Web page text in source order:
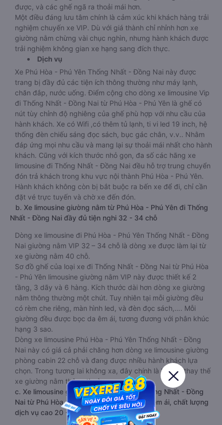
được, và các ghế ngã ra thoải mái hơn.
Một điều đáng lưu tâm chính là cảm xúc khi khách hàng trải
nghiệm chuyến xe VIP. Dù với giá thành chỉ nhỉnh hơn xe
giường nằm chừng vài chục nghìn, nhưng hành khách được
trải nghiệm không gian xe hạng sang đích thực.
Dịch vụ
Xe Phú Hòa - Phú Yên Thống Nhất - Đồng Nai này được
trang bị đầy đủ các tiện ích thông thường như máy lạnh,
chăn đắp, nước uống. Điểm cộng cho dòng xe limousine Vip
đi Thống Nhất - Đồng Nai từ Phú Hòa - Phú Yên là ghế có
nút tùy chỉnh độ nghiêng của ghế phù hợp với nhu cầu của
hành khách. Xe có Wifi ,có thêm tủ lạnh, ti vi led 19 inch, hệ
thống đèn chiếu sáng đọc sách, bục gác chân, v.v.. Nhằm
đáp ứng mọi nhu cầu và mang lại sự thoải mái nhất cho hành
khách. Cũng với kích thước nhỏ gọn, đa số các hãng xe
limousine đi Thống Nhất - Đồng Nai đều hỗ trợ trung chuyển
đón trả khách trong khu vực nội thành Phú Hòa - Phú Yên.
Hành khách không còn bị bắt buộc ra bến xe để đi, chỉ cần
đặt vé trực tuyến và chờ xe đến đón.
b. Xe limousine giường nằm từ Phú Hòa - Phú Yên đi Thống
Nhất - Đồng Nai đầy đủ tiện nghi 32 - 34 chỗ
Dòng xe limousine đi Phú Hòa - Phú Yên Thống Nhất - Đồng
Nai giường nằm VIP 32 – 34 chỗ là dòng xe được làm lại từ
xe giường nằm 40 chỗ.
Sơ đồ ghế của loại xe đi Thống Nhất - Đồng Nai từ Phú Hòa
- Phú Yên limousine giường nằm VIP này được thiết kế 2
tầng, 3 dãy và 6 hàng. Kích thước dài hơn dòng xe giường
nằm thông thường một chút. Tuy nhiên tại mỗi giường đều
có rèm che riêng, màn hình led, và đèn đọc sách,…. Mỗi
giường đều được bọc da êm ái, tương đương với phân khúc
hạng 3 sao.
Dòng xe limousine Phú Hòa - Phú Yên Thống Nhất - Đồng
Nai này có giá cả phải chăng hơn dòng xe limousine giường
phòng cabin 22 chỗ và đang được nhiều hành khách lựa
chọn. Trong tương lai không xa, đây chính là loại xe thay thế
xe giường nằm thông thường.
c. Xe limousine giường phòng cabin đi Thống Nhất - Đồng
Nai từ Phú Hòa - Phú Yên VIP sang trọng, êm ái, chất lượng
dịch vụ cao 20 -22 chỗ